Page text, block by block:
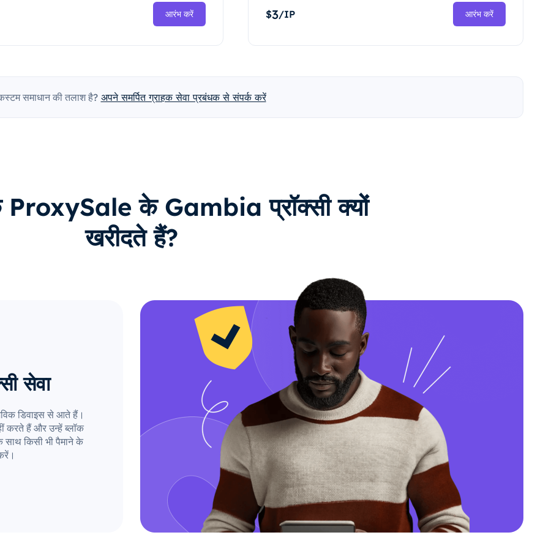
आरंभ करें $3/IP आरंभ करें
समाधान की तलाश है? अपने समर्पित ग्राहक सेवा प्रबंधक से संपर्क करें
ProxySale के Gambia प्रॉक्सी क्यों
खरीदते हैं?
सेवा
डिवाइस से आते हैं।
करते हैं और उन्हें ब्लॉक
किसी भी पैमाने के